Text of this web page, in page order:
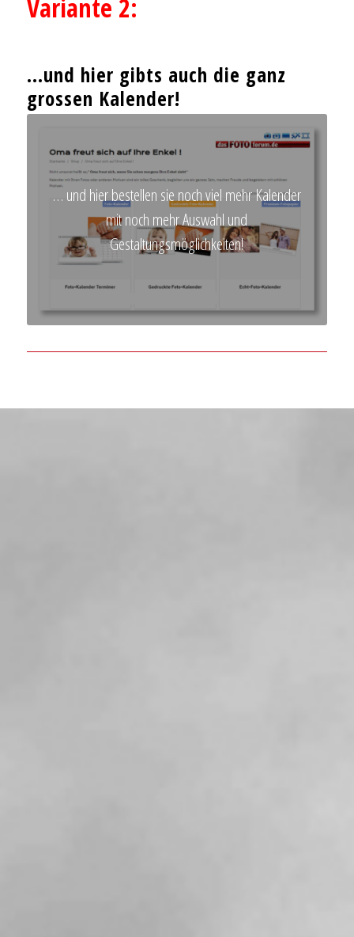
Variante 2:
…und hier gibts auch die ganz
grossen Kalender!
… und hier bestellen sie noch viel mehr Kalender
mit noch mehr Auswahl und
Gestaltungsmöglichkeiten!